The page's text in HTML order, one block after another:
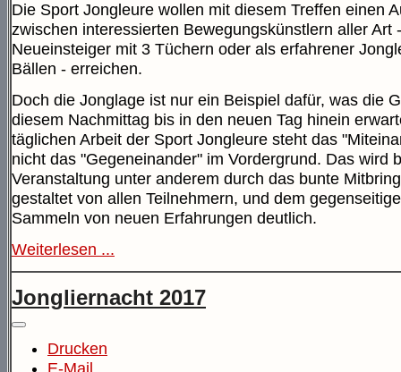
Die Sport Jongleure wollen mit diesem Treffen einen
zwischen interessierten Bewegungskünstlern aller Art
Neueinsteiger mit 3 Tüchern oder als erfahrener
Bällen - erreichen.
Doch die Jonglage ist nur ein Beispiel dafür, was die
diesem Nachmittag bis in den neuen Tag hinein
täglichen Arbeit der Sport Jongleure steht das
nicht das "Gegeneinander" im Vordergrund. Das wird
Veranstaltung unter anderem durch das bunte
gestaltet von allen Teilnehmern, und dem
Sammeln von neuen Erfahrungen deutlich.
Weiterlesen ...
Jongliernacht 2017
Drucken
E-Mail